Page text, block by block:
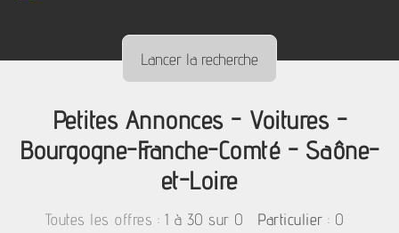
Petites Annonces - Voitures -
Bourgogne-Franche-Comté - Saône-
et-Loire
Toutes les offres : 1 à 30 sur 0 Particulier : 0